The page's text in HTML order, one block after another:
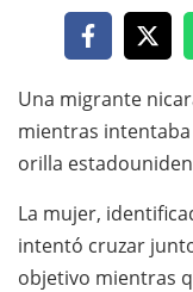
Una migrante
mientras intentaba
orilla
La mujer,
intentó cruzar
objetivo mientras